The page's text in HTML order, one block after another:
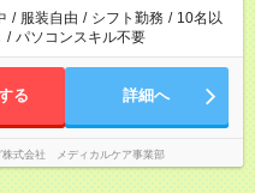
/ 服装自由 / シフト勤務 / 10名以
/ パソコンスキル不要
る 詳細へ
株式会社 メディカルケア事業部